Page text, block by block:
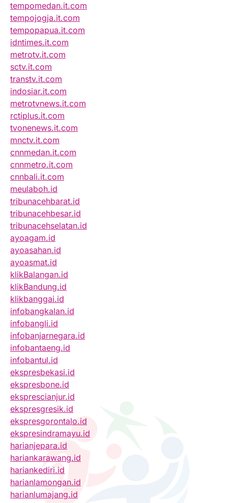
tempomedan.it.com
tempojogja.it.com
tempopapua.it.com
idntimes.it.com
metrotv.it.com
sctv.it.com
transtv.it.com
indosiar.it.com
metrotvnews.it.com
rctiplus.it.com
tvonenews.it.com
mnctv.it.com
cnnmedan.it.com
cnnmetro.it.com
cnnbali.it.com
meulaboh.id
tribunacehbarat.id
tribunacehbesar.id
tribunacehselatan.id
ayoagam.id
ayoasahan.id
ayoasmat.id
klikBalangan.id
klikBandung.id
klikbanggai.id
infobangkalan.id
infobangli.id
infobanjarnegara.id
infobantaeng.id
infobantul.id
ekspresbekasi.id
ekspresbone.id
eksprescianjur.id
ekspresgresik.id
ekspresgorontalo.id
ekspresindramayu.id
harianjepara.id
hariankarawang.id
hariankediri.id
harianlamongan.id
harianlumajang.id